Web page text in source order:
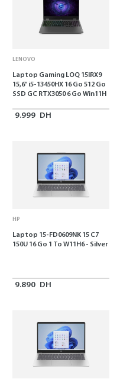
LENOVO
Laptop Gaming LOQ 15IRX9
15,6'' i5-13450HX 16 Go 512 Go
SSD GC RTX3050 6 Go Win11H
9.999 DH
HP
Laptop 15-FD0609NK 15 C7
150U 16 Go 1 To W11H6 - Silver
9.890 DH